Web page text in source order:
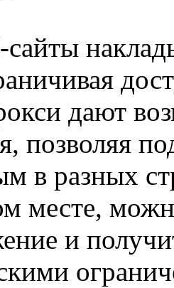
дают
позволяя
в разных
месте,
и